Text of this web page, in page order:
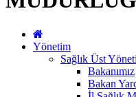
Yönetim
Sağlık Üst
Bakanımız
Bakan